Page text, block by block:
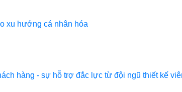
xu hướng cá nhân hóa
hàng - sự hỗ trợ đắc lực từ đội ngũ thiết kế